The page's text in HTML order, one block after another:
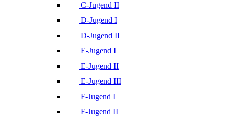
C-Jugend II
D-Jugend I
D-Jugend II
E-Jugend I
E-Jugend II
E-Jugend III
F-Jugend I
F-Jugend II